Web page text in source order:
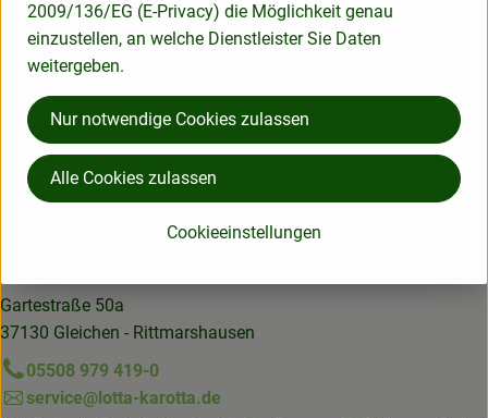
Deutschland
ÖKOLAND
Gartestraße 50a
37130 Gleichen - Rittmarshausen
05508 979 419-0
service@lotta-karotta.de
2009/136/EG (E-Privacy) die Möglichkeit genau
einzustellen, an welche Dienstleister Sie Daten
weitergeben.
Cookieeinstellungen
Nur notwendige Cookies zulassen
Alle Cookies zulassen